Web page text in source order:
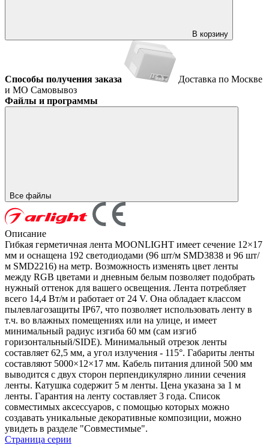
В корзину
Способы получения заказа
Доставка по Москве
и МО Самовывоз
Файлы и программы
Все файлы
Описание
Гибкая герметичная лента MOONLIGHT имеет сечение 12×17
мм и оснащена 192 светодиодами (96 шт/м SMD3838 и 96 шт/
м SMD2216) на метр. Возможность изменять цвет ленты
между RGB цветами и дневным белым позволяет подобрать
нужный оттенок для вашего освещения. Лента потребляет
всего 14,4 Вт/м и работает от 24 V. Она обладает классом
пылевлагозащиты IP67, что позволяет использовать ленту в
т.ч. во влажных помещениях или на улице, и имеет
минимальный радиус изгиба 60 мм (сам изгиб
горизонтальный/SIDE). Минимальный отрезок ленты
составляет 62,5 мм, а угол излучения - 115°. Габариты ленты
составляют 5000×12×17 мм. Кабель питания длиной 500 мм
выводится с двух сторон перпендикулярно линии сечения
ленты. Катушка содержит 5 м ленты. Цена указана за 1 м
ленты. Гарантия на ленту составляет 3 года. Список
совместимых аксессуаров, с помощью которых можно
создавать уникальные декоративные композиции, можно
увидеть в разделе "Совместимые".
Страница серии